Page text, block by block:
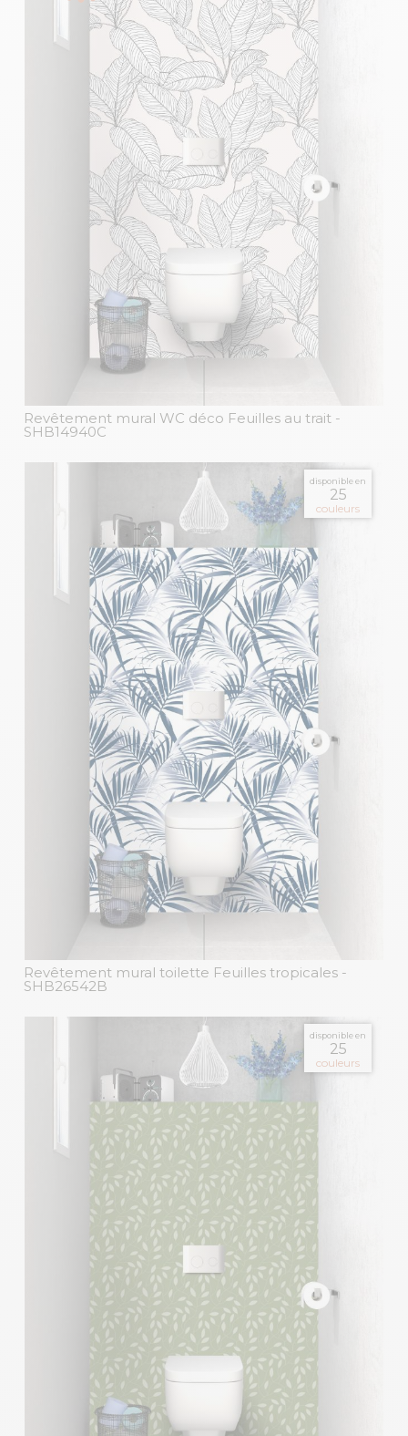
Revêtement mural WC déco Feuilles au trait -
SHB14940C
disponible en
25
couleurs
Revêtement mural toilette Feuilles tropicales -
SHB26542B
disponible en
25
couleurs